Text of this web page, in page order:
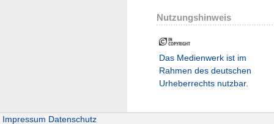
Nutzungshinweis
Das Medienwerk ist im
Rahmen des deutschen
Urheberrechts nutzbar.
Impressum Datenschutz